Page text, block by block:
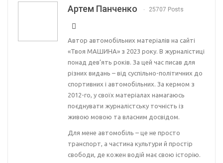
Артем Панченко 25707 Posts
Автор автомобільних матеріалів на сайті
«Твоя МАШИНА» з 2023 року. В журналістиці
понад дев’ять років. За цей час писав для
різних видань – від суспільно-політичних до
спортивних і автомобільних. За кермом з
2012-го, у своїх матеріалах намагаюсь
поєднувати журналістську точність із
живою мовою та власним досвідом.
Для мене автомобіль – це не просто
транспорт, а частина культури й простір
свободи, де кожен водій має свою історію.